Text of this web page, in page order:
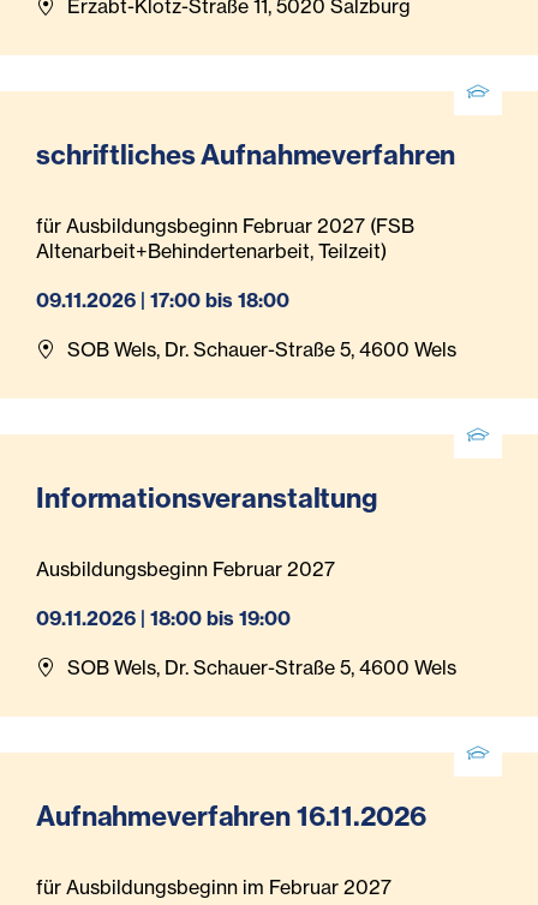
Erzabt-Klotz-Straße 11, 5020 Salzburg
schriftliches Aufnahmeverfahren
für Ausbildungsbeginn Februar 2027 (FSB
Altenarbeit+Behindertenarbeit, Teilzeit)
09.11.2026 | 17:00 bis 18:00
SOB Wels, Dr. Schauer-Straße 5, 4600 Wels
Informationsveranstaltung
Ausbildungsbeginn Februar 2027
09.11.2026 | 18:00 bis 19:00
SOB Wels, Dr. Schauer-Straße 5, 4600 Wels
Aufnahmeverfahren 16.11.2026
für Ausbildungsbeginn im Februar 2027